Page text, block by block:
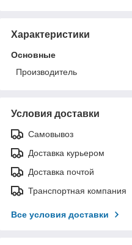
Характеристики
Основные
Производитель
Условия доставки
Самовывоз
Доставка курьером
Доставка почтой
Транспортная компания
Все условия доставки